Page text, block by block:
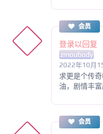
会员
登录以回复
zmoubody
2022年10月
求更是个传
油，剧情丰
会员